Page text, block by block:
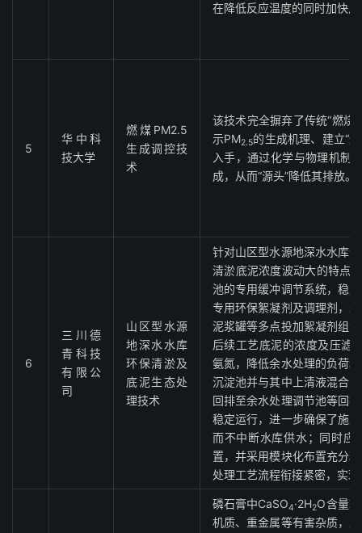
在降低反应温度的同时加快
5
华中科
技大学
燃煤PM2.5
生成调控技
术
该技术完全摒弃了传统“燃烧
示PM2.5的生成机理、建立“
入手，通过化学与物理机制
成，从而“源头”降低其排放。
6
三川德
青科技
有限公
司
山区型水源
地深水水库
环保清淤及
底泥生态处
理技术
针对山区型水源地深水水库
清淤底泥浓度波动大的特点
池的专用缓冲调节系统，稳
专用环保絮凝剂及调理剂，
泥浆罐等多点投加絮凝剂组
后续工艺底泥的浓度及压滤
氨氮，降低余水处理的负荷
沉淀池并与其中上清液混合
回排至余水处理调节池等回
稳定运行，进一步确保了施
而不中断水库供水；同时应
置，并采用模块化布置充分
处理工艺流程衔接紧密，实
磷石膏中CaSO4·2H2O含量
机质、重金属等有害杂质，